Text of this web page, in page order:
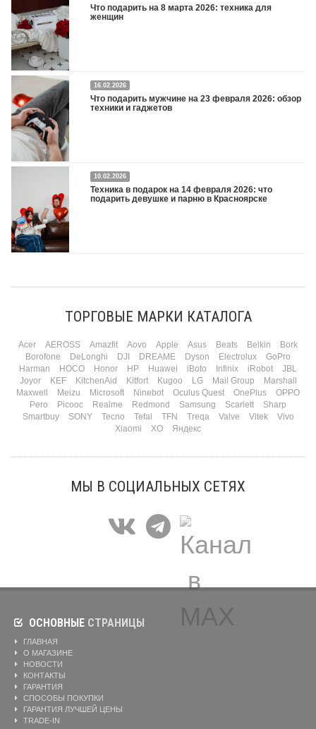
Что подарить на 8 марта 2026: техника для
женщин
Что подарить на 8 марта 2026: техника для женщин
16.02.2026
Что подарить мужчине на 23 февраля 2026: обзор
техники и гаджетов
Двадцать третье февраля — праздник, на который мужчины делают вид, что им
все равно. А потом три дня рассказывают коллегам, какую колонку / приставку /
камеру им подарили. Не верьте словам — верьте глазам, которые загораются
при виде новой коробки.
10.02.2026
Техника в подарок на 14 февраля 2026: что
подарить девушке и парню в Красноярске
марта — контрольный выстрел по кошельку. Начнем с первого — потому что он
ТОРГОВЫЕ МАРКИ КАТАЛОГА
Acer AEROSS Amazfit Aovo Apple Asus Beats Belkin
Bork
Borofone
DeLonghi DJI DREAME Dyson Electrolux
GoPro
Harman
HOCO Honor HP Huawei iBoto Infinix iRobot
JBL
Joyor
KEF KitchenAid Kitfort Kugoo LG Mail Group
Marshall
Maxwell
Meizu Microsoft Ninebot Oculus Quest OnePlus
OPPO
Pero
Picooc Realme Redmond Samsung Scarlett
Sharp
Smartbuy
SONY Tecno Tefal TFN Treqa Valve Vitek
Vivo
Xiaomi
XO Яндекс
МЫ В СОЦИАЛЬНЫХ СЕТЯХ
ОСНОВНЫЕ СТРАНИЦЫ
ГЛАВНАЯ
О МАГАЗИНЕ
НОВОСТИ
КОНТАКТЫ
ГАРАНТИЯ
СПОСОБЫ ПОКУПКИ
ГАРАНТИЯ ЛУЧШЕЙ ЦЕНЫ
TRADE-IN